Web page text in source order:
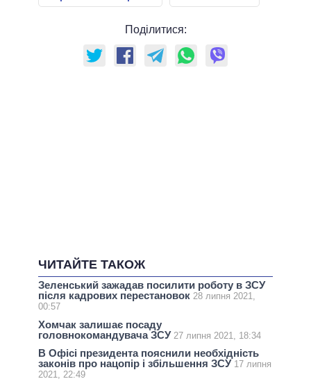
Поділитися:
ЧИТАЙТЕ ТАКОЖ
Зеленський зажадав посилити роботу в ЗСУ
після кадрових перестановок 28 липня 2021,
00:57
Хомчак залишає посаду
головнокомандувача ЗСУ 27 липня 2021, 18:34
В Офісі президента пояснили необхідність
законів про нацопір і збільшення ЗСУ 17 липня
2021, 22:49